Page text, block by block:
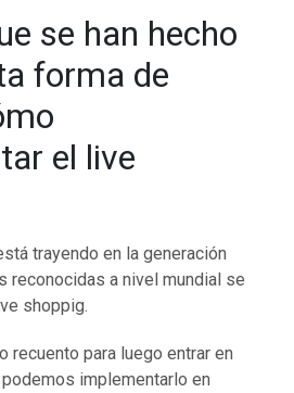
se han hecho
forma de
el live
trayendo en la generación
reconocidas a nivel mundial se
shoppig.
recuento para luego entrar en
implementarlo en